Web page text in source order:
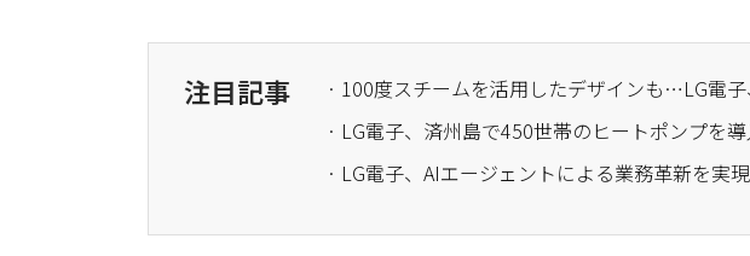
注目記事
· 100度スチームを活用したデザインも…LG電
· LG電子、済州島で450世帯のヒートポンプを
· LG電子、AIエージェントによる業務革新を実現